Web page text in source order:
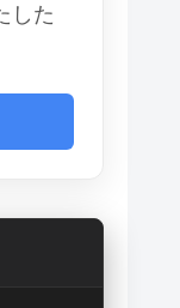
した